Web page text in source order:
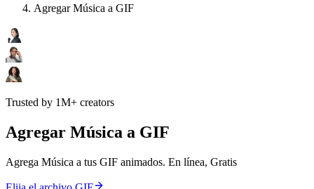
Agregar Música a GIF
Trusted by 1M+ creators
Agregar Música a GIF
Agrega Música a tus GIF animados. En línea, Gratis